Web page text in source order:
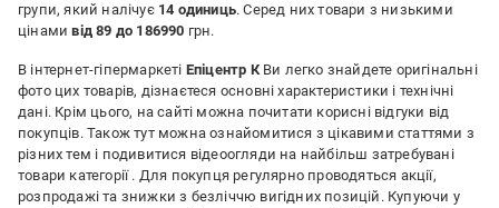
групи, який налічує 14 одиниць. Серед них товари з низькими
цінамивід 89 до 186990 грн.
В інтернет-гіпермаркеті Епіцентр КВи легко знайдете оригінальні
фото цих товарів, дізнаєтеся основні характеристики і технічні
дані. Крім цього, на сайті можна почитати корисні відгуки від
покупців. Також тут можна ознайомитися з цікавими статтями з
різних тем і подивитися відеоогляди на найбільш затребувані
товари категорії . Для покупця регулярно проводяться акції,
розпродажі та знижки з безліччю вигідних позицій. Купуючи у